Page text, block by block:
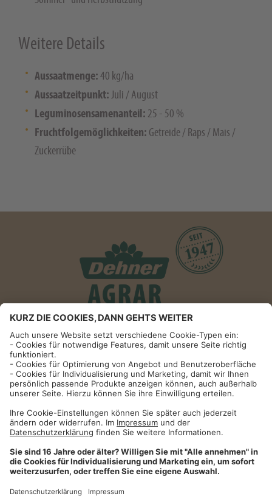
Weitere Details
Aussaatmenge:40 kg/ha
Aussaatzeitpunkt: Juli / August
Leguminosensamenanteil: 25 - 50 %
Fruchtfolgemöglichkeiten: Getreide / Raps / Mais /
Zuckerrübe
Informationen
Impressum
Datenschutzhinweise
AGB und Widerrufsbelehrung
Dehner Unternehmen
Cookie-Einstellungen
Dehner Agrar GmbH & Co. KG